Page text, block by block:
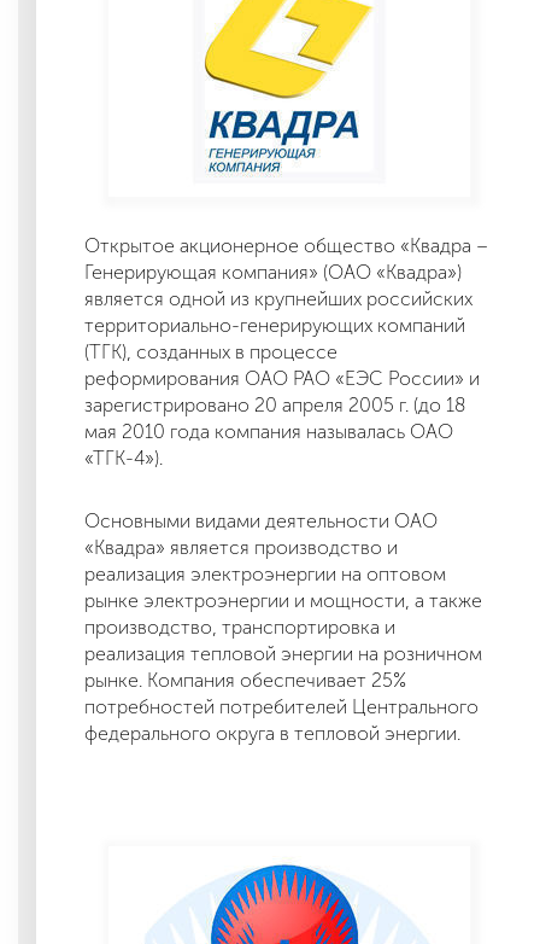
Открытое акционерное общество «Квадра –
Генерирующая компания» (ОАО «Квадра»)
является одной из крупнейших российских
территориально-генерирующих компаний
(ТГК), созданных в процессе
реформирования ОАО РАО «ЕЭС России» и
зарегистрировано 20 апреля 2005 г. (до 18
мая 2010 года компания называлась ОАО
«ТГК-4»).
Основными видами деятельности ОАО
«Квадра» является производство и
реализация электроэнергии на оптовом
рынке электроэнергии и мощности, а также
производство, транспортировка и
реализация тепловой энергии на розничном
рынке. Компания обеспечивает 25%
потребностей потребителей Центрального
федерального округа в тепловой энергии.